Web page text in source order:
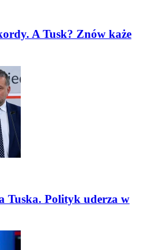
A Tusk? Znów każe
Tuska. Polityk uderza w